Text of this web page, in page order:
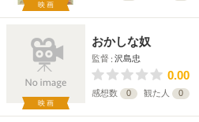
映画
映画
おかしな奴
監督 沢島忠
0.00
感想数 0 観た人 0